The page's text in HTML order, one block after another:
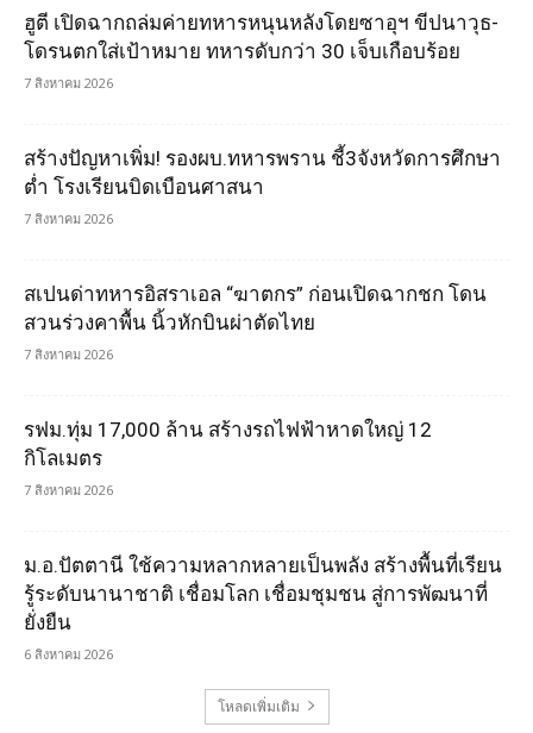
ฮูตี เปิดฉากถล่มค่ายทหารหนุนหลังโดยซาอุฯ ขีปนาวุธ-
โดรนตกใส่เป้าหมาย ทหารดับกว่า 30 เจ็บเกือบร้อย
7 สิงหาคม 2026
สร้างปัญหาเพิ่ม! รองผบ.ทหารพราน ชี้3จังหวัดการศึกษา
ต่ำ โรงเรียนบิดเบือนศาสนา
7 สิงหาคม 2026
สเปนด่าทหารอิสราเอล “ฆาตกร” ก่อนเปิดฉากชก โดน
สวนร่วงคาพื้น นิ้วหักบินผ่าตัดไทย
7 สิงหาคม 2026
รฟม.ทุ่ม 17,000 ล้าน สร้างรถไฟฟ้าหาดใหญ่ 12
กิโลเมตร
7 สิงหาคม 2026
ม.อ.ปัตตานี ใช้ความหลากหลายเป็นพลัง สร้างพื้นที่เรียน
รู้ระดับนานาชาติ เชื่อมโลก เชื่อมชุมชน สู่การพัฒนาที่
ยั่งยืน
6 สิงหาคม 2026
โหลดเพิ่มเติม